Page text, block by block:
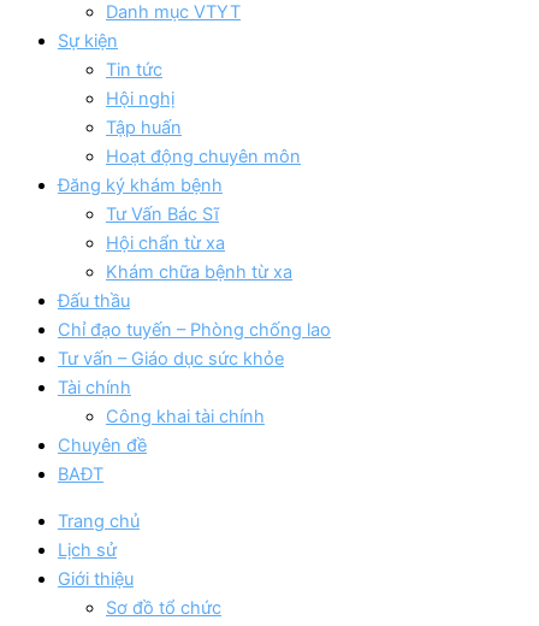
Danh mục VTYT
Sự kiện
Tin tức
Hội nghị
Tập huấn
Hoạt động chuyên môn
Đăng ký khám bệnh
Tư Vấn Bác Sĩ
Hội chẩn từ xa
Khám chữa bệnh từ xa
Đấu thầu
Chỉ đạo tuyến – Phòng chống lao
Tư vấn – Giáo dục sức khỏe
Tài chính
Công khai tài chính
Chuyên đề
BAĐT
Trang chủ
Lịch sử
Giới thiệu
Sơ đồ tổ chức